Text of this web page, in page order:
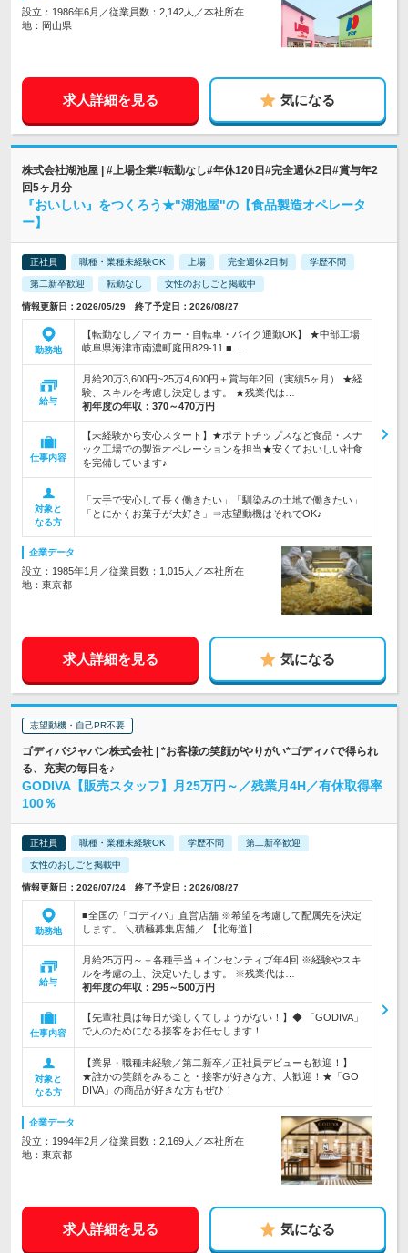
設立：1986年6月／従業員数：2,142人／本社所在
地：岡山県
求人詳細を見る 気になる
株式会社湖池屋 | #上場企業#転勤なし#年休120日#完全週休2日#賞与年2
回5ヶ月分
『おいしい』をつくろう★"湖池屋"の【食品製造オペレータ
ー】
正社員 職種・業種未経験OK 上場 完全週休2日制 学歴不問
第二新卒歓迎 転勤なし 女性のおしごと掲載中
情報更新日：2026/05/29 終了予定日：2026/08/27
勤務地
【転勤なし／マイカー・自転車・バイク通勤OK】 ★中部工場
岐阜県海津市南濃町庭田829-11 ■…
給与
月給20万3,600円~25万4,600円＋賞与年2回（実績5ヶ月） ★経
験、スキルを考慮し決定します。 ★残業代は…
初年度の年収： 370～470万円
仕事内容
【未経験から安心スタート】★ポテトチップスなど食品・スナ
ック工場での製造オペレーションを担当★安くておいしい社食
を完備しています♪
対象と
なる方
「大手で安心して長く働きたい」「馴染みの土地で働きたい」
「とにかくお菓子が大好き」⇒志望動機はそれでOK♪
企業データ
設立：1985年1月／従業員数：1,015人／本社所在
地：東京都
求人詳細を見る 気になる
志望動機・自己PR不要
ゴディバジャパン株式会社 | *お客様の笑顔がやりがい*ゴディバで得られ
る、充実の毎日を♪
GODIVA【販売スタッフ】月25万円～／残業月4H／有休取得率
100％
正社員 職種・業種未経験OK 学歴不問 第二新卒歓迎
女性のおしごと掲載中
情報更新日：2026/07/24 終了予定日：2026/08/27
勤務地
■全国の「ゴディバ」直営店舗 ※希望を考慮して配属先を決定
します。 ＼積極募集店舗／ 【北海道】…
給与
月給25万円～＋各種手当＋インセンティブ年4回 ※経験やスキ
ルを考慮の上、決定いたします。 ※残業代は…
初年度の年収： 295～500万円
仕事内容
【先輩社員は毎日が楽しくてしょうがない！】◆ 「GODIVA」
で人のためになる接客をお任せします！
対象と
なる方
【業界・職種未経験／第二新卒／正社員デビューも歓迎！】
★誰かの笑顔をみること・接客が好きな方、大歓迎！★「GO
DIVA」の商品が好きな方もぜひ！
企業データ
設立：1994年2月／従業員数：2,169人／本社所在
地：東京都
求人詳細を見る 気になる